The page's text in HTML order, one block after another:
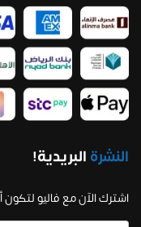
النشرة البريدية!
اشترك الآن مع فاليو